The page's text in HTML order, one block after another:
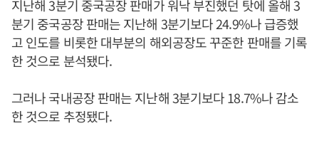
지난해 3분기 중국공장 판매가 워낙 부진했던 탓에 올해 3
분기 중국공장 판매는 지난해 3분기보다 24.9%나 급증했
고 인도를 비롯한 대부분의 해외공장도 꾸준한 판매를 기록
한 것으로 분석됐다.
그러나 국내공장 판매는 지난해 3분기보다 18.7%나 감소
한 것으로 추정됐다.